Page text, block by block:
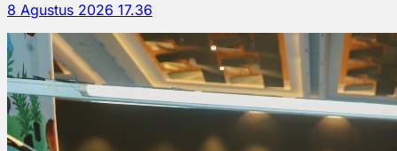
8 Agustus 2026 17.36